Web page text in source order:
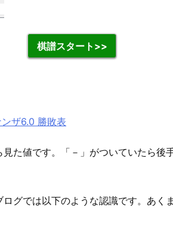
棋譜スタート>>
ザ6.0 勝敗表
た値です。「－」がついていたら後
グでは以下のような認識です。あく